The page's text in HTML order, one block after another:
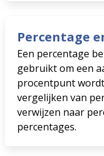
Percentage
Een percentage
gebruikt om een
procentpunt
vergelijken van
verwijzen naar
percentages.